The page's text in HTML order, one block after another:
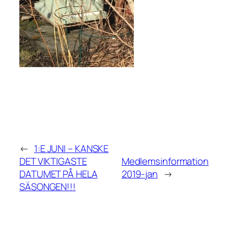
← 1:E JUNI – KANSKE
DET VIKTIGASTE
DATUMET PÅ HELA
SÄSONGEN!!!
Medlemsinformation
2019-jan →